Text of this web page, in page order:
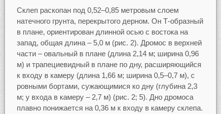
Склеп раскопан под 0,52–0,85 метровым слоем
натечного грунта, перекрытого дерном. Он Т-образный
в плане, ориентирован длинной осью с востока на
запад, общая длина – 5,0 м (рис. 2). Дромос в верхней
части – овальный в плане (длина 2,14 м; ширина 0,96
м) и трапециевидный в плане по дну, расширяющийся
к входу в камеру (длина 1,66 м; ширина 0,5–0,7 м), с
ровными бортами, сужающимися ко дну (глубина 2,3
м; у входа в камеру – 2,7 м) (рис. 2; 5). Дно дромоса
плавно понижается на 0,36 м к входу в камеру склепа.